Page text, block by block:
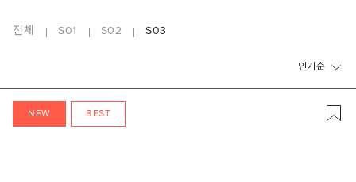
전체 S01 S02 S03
인기순
NEW BEST